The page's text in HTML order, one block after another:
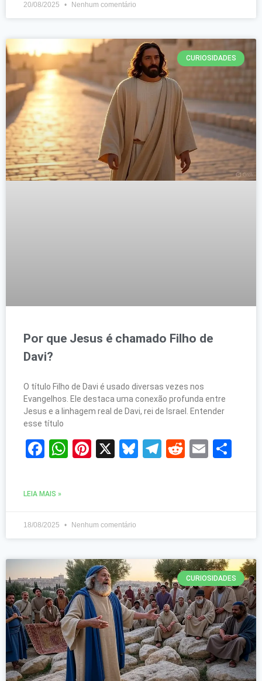
20/08/2025 Nenhum comentário
CURIOSIDADES
Por que Jesus é chamado Filho de
Davi?
O título Filho de Davi é usado diversas vezes nos
Evangelhos. Ele destaca uma conexão profunda entre
Jesus e a linhagem real de Davi, rei de Israel. Entender
esse título
Facebook
WhatsApp
Pinterest
X Bluesky
Telegram
Reddit
Email
LEIA MAIS »
18/08/2025 Nenhum comentário
CURIOSIDADES